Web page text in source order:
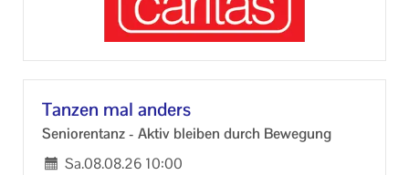
Tan­zen mal an­ders
Se­nio­ren­tanz - Aktiv blei­ben durch Be­we­gung
Sa.08.08.26 10:00